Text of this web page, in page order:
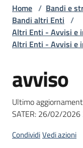
e
strumenti
di
acquisto
Home / Bandi e
Bandi altri Enti /
Altri Enti - Avvisi e
Altri Enti - Avvisi e
Salta al contenuto
avviso
Ultimo
SATER: 26/02/2026
CondividiVedi azioni